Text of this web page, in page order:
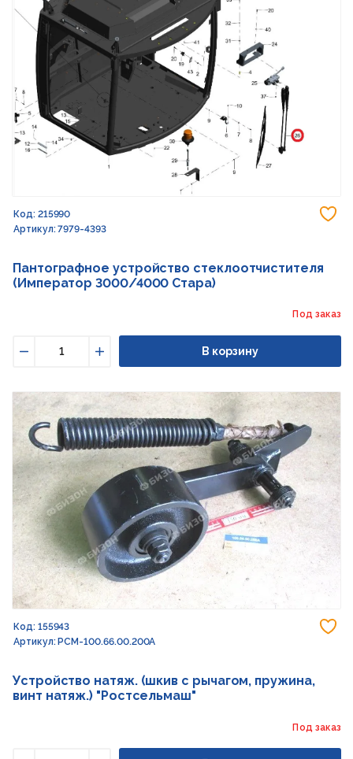
Код: 215990
Артикул: 7979-4393
Пантографное устройство стеклоотчистителя
(Император 3000/4000 Стара)
Под заказ
Увеличить
В корзину
Код: 155943
Артикул: РСМ-100.66.00.200А
Устройство натяж. (шкив с рычагом, пружина,
винт натяж.) "Ростсельмаш"
Под заказ